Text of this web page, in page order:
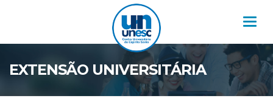
EXTENSÃO UNIVERSITÁRIA